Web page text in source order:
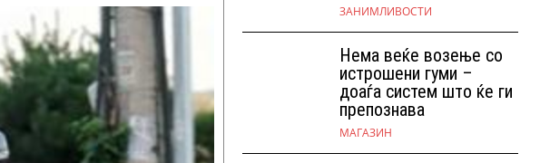
ЗАНИМЛИВОСТИ
Нема веќе возење со
истрошени гуми –
доаѓа систем што ќе ги
препознава
МАГАЗИН